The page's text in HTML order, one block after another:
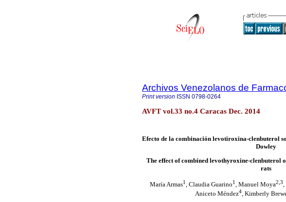
Archivos Venezolanos de
Print version ISSN 0798-0264
AVFT vol.33 no.4 Caracas Dec. 2014
Efecto de la combinación levotiroxina-clenbuterol
Dowley
The effect of combined levothyroxine-clenbuterol
rats
María Armas1 , Claudia Guarino1 , Manuel Moya2,3
Aniceto Méndez4, Kimberly